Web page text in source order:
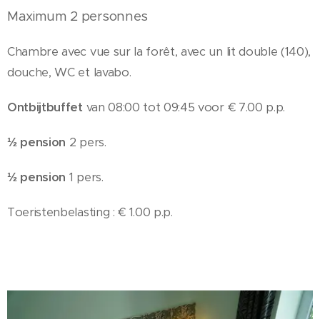
Maximum 2 personnes
Chambre avec vue sur la forêt, avec un lit double (140),
douche, WC et lavabo.
Ontbijtbuffet van 08:00 tot 09:45 voor € 7.00 p.p.
½ pension 2 pers.
½ pension 1 pers.
Toeristenbelasting : € 1.00 p.p.